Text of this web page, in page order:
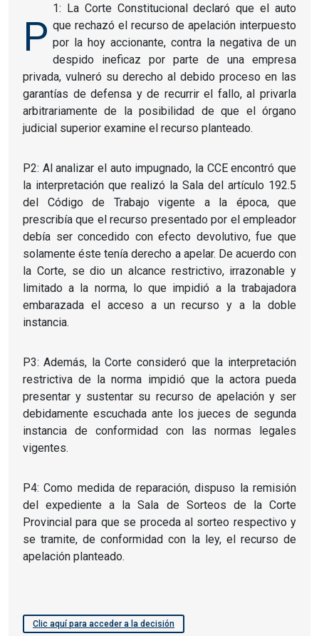
P
1: La Corte Constitucional declaró que el auto
que rechazó el recurso de apelación interpuesto
por la hoy accionante, contra la negativa de un
despido ineficaz por parte de una empresa
privada, vulneró su derecho al debido proceso en las
garantías de defensa y de recurrir el fallo, al privarla
arbitrariamente de la posibilidad de que el órgano
judicial superior examine el recurso planteado.
P2: Al analizar el auto impugnado, la CCE encontró que
la interpretación que realizó la Sala del artículo 192.5
del Código de Trabajo vigente a la época, que
prescribía que el recurso presentado por el empleador
debía ser concedido con efecto devolutivo, fue que
solamente éste tenía derecho a apelar. De acuerdo con
la Corte, se dio un alcance restrictivo, irrazonable y
limitado a la norma, lo que impidió a la trabajadora
embarazada el acceso a un recurso y a la doble
instancia.
P3: Además, la Corte consideró que la interpretación
restrictiva de la norma impidió que la actora pueda
presentar y sustentar su recurso de apelación y ser
debidamente escuchada ante los jueces de segunda
instancia de conformidad con las normas legales
vigentes.
P4: Como medida de reparación, dispuso la remisión
del expediente a la Sala de Sorteos de la Corte
Provincial para que se proceda al sorteo respectivo y
se tramite, de conformidad con la ley, el recurso de
apelación planteado.
Clic aquí para acceder a la decisión